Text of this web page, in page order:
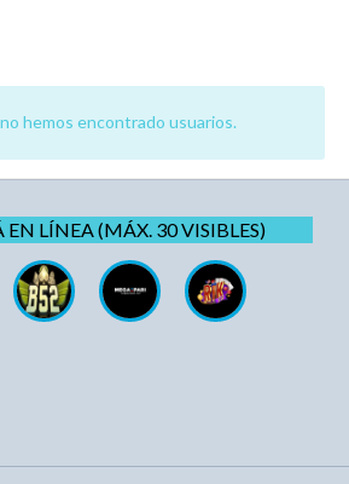
hemos encontrado usuarios.
EN LÍNEA (MÁX. 30 VISIBLES)